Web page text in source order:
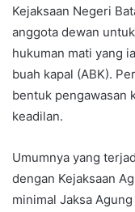
Kejaksaan Negeri
anggota dewan
hukuman mati yang
buah kapal (ABK).
bentuk pengawasan
keadilan.
Umumnya yang
dengan Kejaksaan
minimal Jaksa